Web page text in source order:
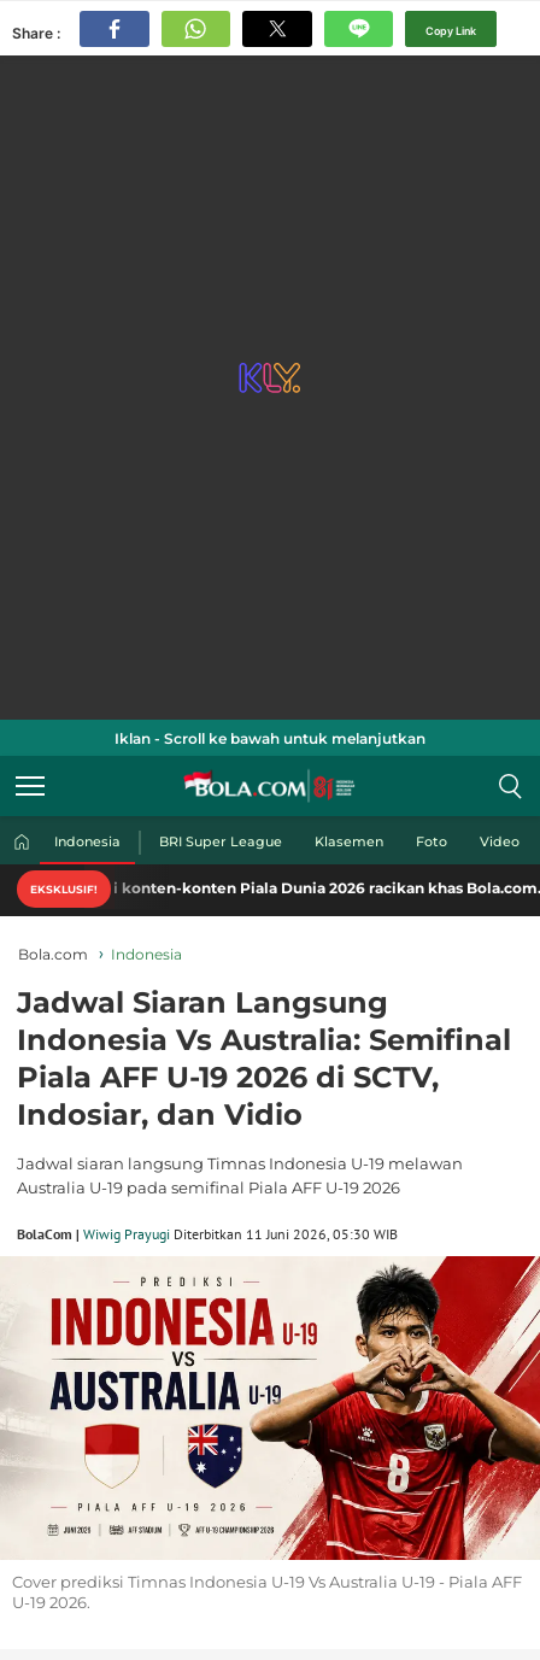
Share : Copy Link
Iklan - Scroll ke bawah untuk melanjutkan
Indonesia BRI Super League Klasemen Foto Video
EKSKLUSIF!
konten-konten Piala Dunia 2026 racikan khas Bola.com. Klik di sini!
Bola.com Indonesia
Jadwal Siaran Langsung
Indonesia Vs Australia: Semifinal
Piala AFF U-19 2026 di SCTV,
Indosiar, dan Vidio
Jadwal siaran langsung Timnas Indonesia U-19 melawan
Australia U-19 pada semifinal Piala AFF U-19 2026
BolaCom | Wiwig Prayugi Diterbitkan 11 Juni 2026, 05:30 WIB
Cover prediksi Timnas Indonesia U-19 Vs Australia U-19 - Piala AFF
U-19 2026.